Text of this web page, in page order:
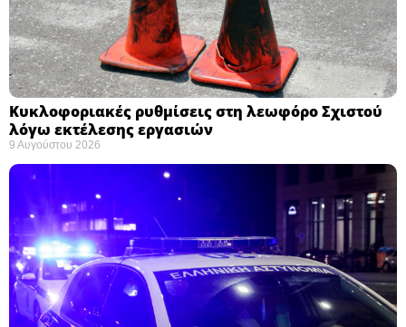
Κυκλοφοριακές ρυθμίσεις στη λεωφόρο Σχιστού
λόγω εκτέλεσης εργασιών
9 Αυγούστου 2026